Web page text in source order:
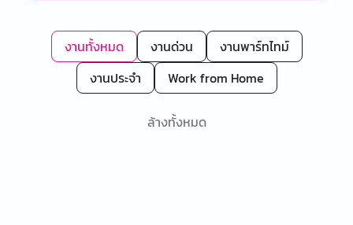
งานทั้งหมด งานด่วน
งานพาร์ทไทม์
งานประจำ
Work from Home
ล้างทั้งหมด